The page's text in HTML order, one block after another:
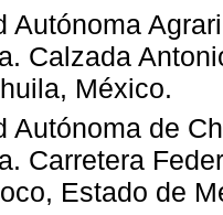
Autónoma
Calzada
México.
Autónoma de
Carretera
Estado de